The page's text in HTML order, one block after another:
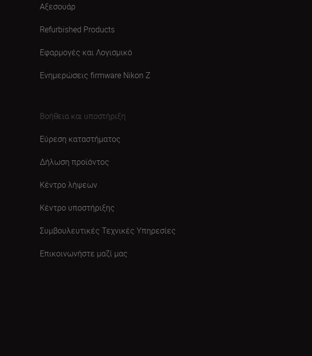
Αξεσουάρ
Refurbished Products
Εφαρμογές και Λογισμικό
Ενημερώσεις firmware Nikon Ζ
Βοήθεια και υποστήριξη
Εύρεση καταστήματος
Δήλωση προϊόντος
Κέντρο λήψεων
Κέντρο υποστήριξης
Συμβουλευτικές Τεχνικές Υπηρεσίες
Επικοινωνήστε μαζί μας